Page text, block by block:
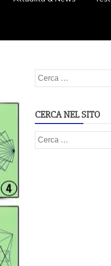
Ricerca
per:
CERCA NEL SITO
Ricerca
per: